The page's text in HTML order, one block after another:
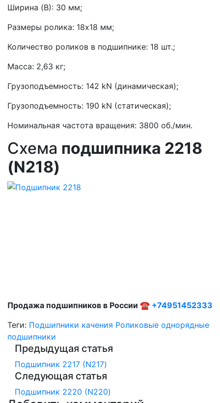
Ширина (B): 30 мм;
Размеры ролика: 18х18 мм;
Количество роликов в подшипнике: 18 шт.;
Масса: 2,63 кг;
Грузоподъемность: 142 kN (динамическая);
Грузоподъемность: 190 kN (статическая);
Номинальная частота вращения: 3800 об./мин.
Схема подшипника 2218
(N218)
Продажа подшипников в России ☎ +74951452333
Теги: Подшипники качения Роликовые однорядные
подшипники
Предыдущая статья
Подшипник 2217 (N217)
Следующая статья
Подшипник 2220 (N220)